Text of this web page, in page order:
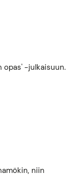
opas' -julkaisuun.
niin